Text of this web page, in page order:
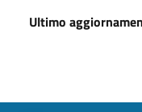
Ultimo